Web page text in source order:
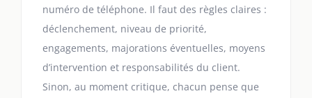
numéro de téléphone. Il faut des règles claires :
déclenchement, niveau de priorité,
engagements, majorations éventuelles, moyens
d’intervention et responsabilités du client.
Sinon, au moment critique, chacun pense que